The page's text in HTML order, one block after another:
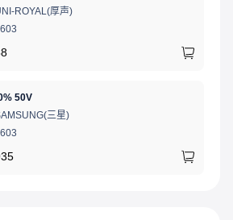
ROYAL(厚声)
50V
三星)